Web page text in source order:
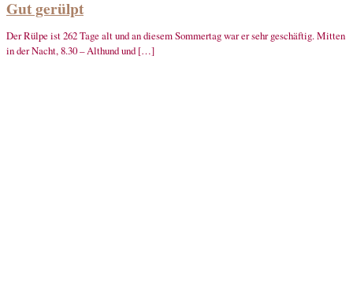
Gut gerülpt
Der Rülpe ist 262 Tage alt und an diesem Sommertag war er sehr geschäftig. Mitten
in der Nacht, 8.30 – Althund und […]